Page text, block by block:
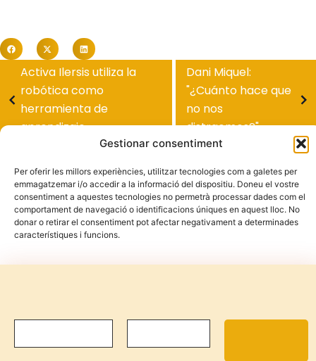
Gestionar consentiment
Per oferir les millors experiències, utilitzar tecnologies com a galetes per
emmagatzemar i/o accedir a la informació del dispositiu. Doneu el vostre
consentiment a aquestes tecnologies no permetrà processar dades com el
comportament de navegació o identificacions úniques en aquest lloc. No
donar o retirar el consentiment pot afectar negativament a determinades
característiques i funcions.
Veure Preferències
Activa Ilersis utiliza la
robótica como
herramienta de
aprendizaje
Dani Miquel:
"¿Cuánto hace que
no nos
distraemos?"
Suscríbete al boletín
- Todos los derechos reservados